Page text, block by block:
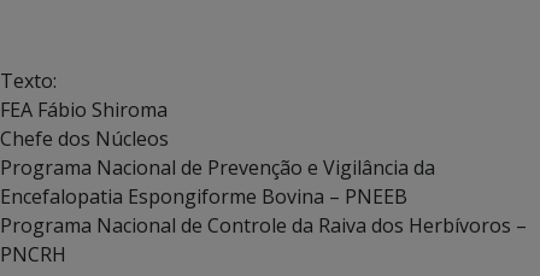
Texto:
FEA Fábio Shiroma
Chefe dos Núcleos
Programa Nacional de Prevenção e Vigilância da
Encefalopatia Espongiforme Bovina – PNEEB
Programa Nacional de Controle da Raiva dos Herbívoros –
PNCRH